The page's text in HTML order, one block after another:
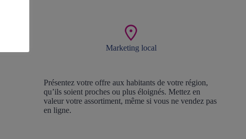
Marketing local
Présentez votre offre aux habitants de votre région,
qu’ils soient proches ou plus éloignés. Mettez en
valeur votre assortiment, même si vous ne vendez pas
en ligne.